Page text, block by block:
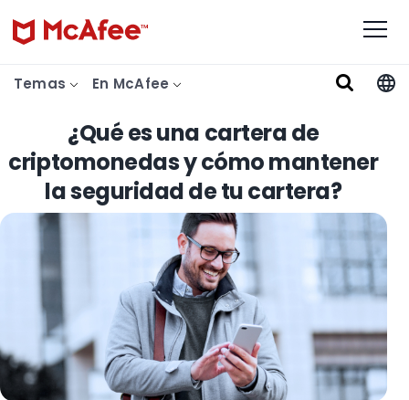
Temas En McAfee
¿Qué es una cartera de
criptomonedas y cómo mantener
la seguridad de tu cartera?